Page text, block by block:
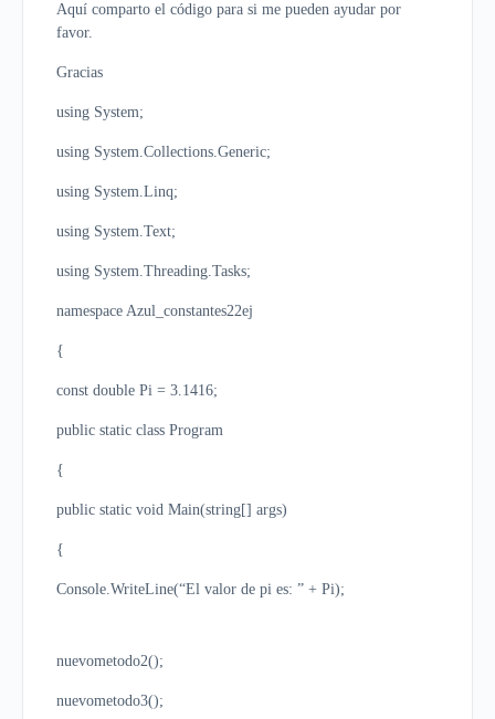
Aquí comparto el código para si me pueden ayudar por
favor.
Gracias
using System;
using System.Collections.Generic;
using System.Linq;
using System.Text;
using System.Threading.Tasks;
namespace Azul_constantes22ej
{
const double Pi = 3.1416;
public static class Program
{
public static void Main(string[] args)
{
Console.WriteLine(“El valor de pi es: ” + Pi);
nuevometodo2();
nuevometodo3();